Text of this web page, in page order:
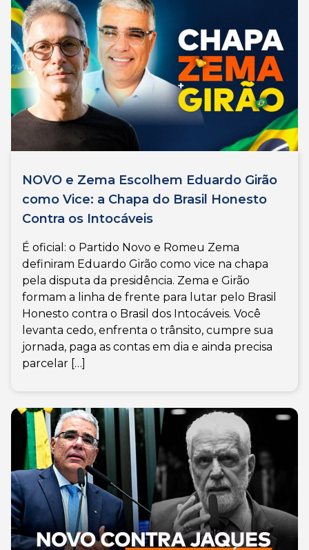
NOVO e Zema Escolhem Eduardo Girão
como Vice: a Chapa do Brasil Honesto
Contra os Intocáveis
É oficial: o Partido Novo e Romeu Zema
definiram Eduardo Girão como vice na chapa
pela disputa da presidência. Zema e Girão
formam a linha de frente para lutar pelo Brasil
Honesto contra o Brasil dos Intocáveis. Você
levanta cedo, enfrenta o trânsito, cumpre sua
jornada, paga as contas em dia e ainda precisa
parcelar […]